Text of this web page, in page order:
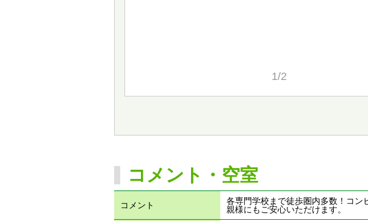
1/2
コメント・空室
コメント
各専門学校まで徒歩圏内多数！コン
親様にもご安心いただけます。